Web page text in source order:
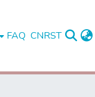
FAQ CNRST